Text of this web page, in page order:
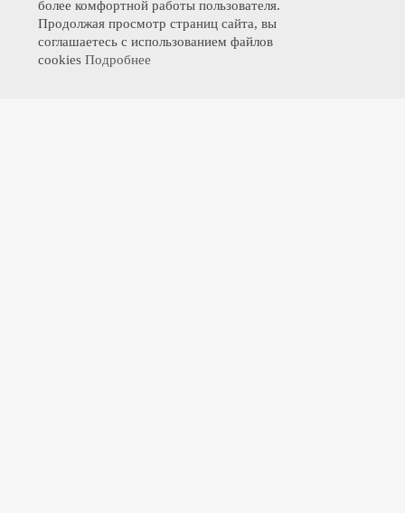
более комфортной работы пользователя.
Продолжая просмотр страниц сайта, вы
соглашаетесь с использованием файлов
cookies Подробнее